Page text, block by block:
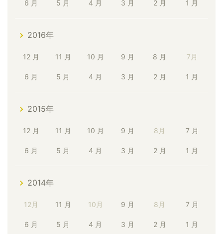
6 月 5 月 4 月 3 月 2 月 1 月
2016年
12 月 11 月 10 月 9 月 8 月 7月
6 月 5 月 4 月 3 月 2 月 1 月
2015年
12 月 11 月 10 月 9 月 8月 7 月
6 月 5 月 4 月 3 月 2 月 1 月
2014年
12月 11 月 10月 9 月 8月 7 月
6 月 5 月 4 月 3 月 2 月 1 月